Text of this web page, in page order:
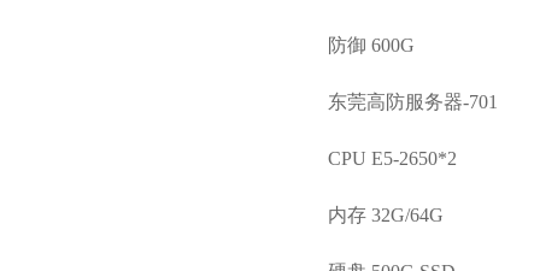
防御 600G
东莞高防服务器-701
CPU E5-2650*2
内存 32G/64G